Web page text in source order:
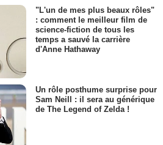
"L'un de mes plus beaux rôles"
: comment le meilleur film de
science-fiction de tous les
temps a sauvé la carrière
d'Anne Hathaway
Un rôle posthume surprise pour
Sam Neill : il sera au générique
de The Legend of Zelda !